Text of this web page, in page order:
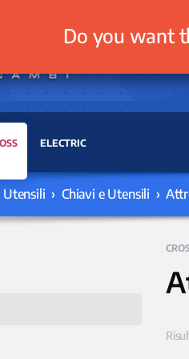
ELECTRIC
› Chiavi e Utensili ›
Do you want